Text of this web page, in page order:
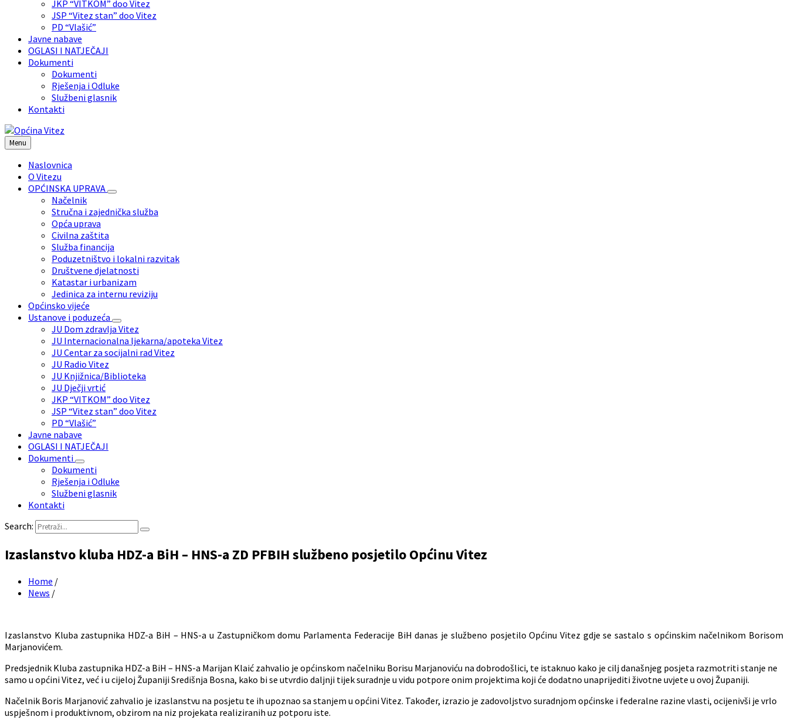
JKP “VITKOM” doo Vitez
JSP “Vitez stan” doo Vitez
PD “Vlašić”
Javne nabave
OGLASI I NATJEČAJI
Dokumenti
Dokumenti
Rješenja i Odluke
Službeni glasnik
Kontakti
Menu
Naslovnica
O Vitezu
OPĆINSKA UPRAVA
Načelnik
Stručna i zajednička služba
Opća uprava
Civilna zaštita
Služba financija
Poduzetništvo i lokalni razvitak
Društvene djelatnosti
Katastar i urbanizam
Jedinica za internu reviziju
Općinsko vijeće
Ustanove i poduzeća
JU Dom zdravlja Vitez
JU Internacionalna ljekarna/apoteka Vitez
JU Centar za socijalni rad Vitez
JU Radio Vitez
JU Knjižnica/Biblioteka
JU Dječji vrtić
JKP “VITKOM” doo Vitez
JSP “Vitez stan” doo Vitez
PD “Vlašić”
Javne nabave
OGLASI I NATJEČAJI
Dokumenti
Dokumenti
Rješenja i Odluke
Službeni glasnik
Kontakti
Search:
Izaslanstvo kluba HDZ-a BiH – HNS-a ZD PFBIH službeno posjetilo Općinu Vitez
Home /
News /
Izaslanstvo Kluba zastupnika HDZ-a BiH – HNS-a u Zastupničkom domu Parlamenta Federacije BiH danas je službeno posjetilo Općinu Vitez gdje se sastalo s općinskim načelnikom Borisom
Marjanovićem.
Predsjednik Kluba zastupnika HDZ-a BiH – HNS-a Marijan Klaić zahvalio je općinskom načelniku Borisu Marjanoviću na dobrodošlici, te istaknuo kako je cilj današnjeg posjeta razmotriti stanje ne
samo u općini Vitez, već i u cijeloj Županiji Središnja Bosna, kako bi se utvrdio daljnji tijek suradnje u vidu potpore onim projektima koji će dodatno unaprijediti životne uvjete u ovoj Županiji.
Načelnik Boris Marjanović zahvalio je izaslanstvu na posjetu te ih upoznao sa stanjem u općini Vitez. Također, izrazio je zadovoljstvo suradnjom općinske i federalne razine vlasti, ocijenivši je vrlo
uspješnom i produktivnom, obzirom na niz projekata realiziranih uz potporu iste.